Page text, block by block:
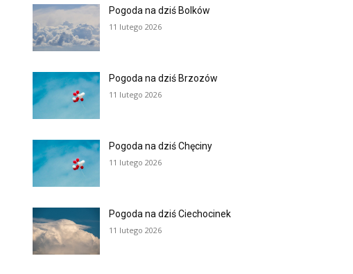
Pogoda na dziś Bolków
11 lutego 2026
Pogoda na dziś Brzozów
11 lutego 2026
Pogoda na dziś Chęciny
11 lutego 2026
Pogoda na dziś Ciechocinek
11 lutego 2026